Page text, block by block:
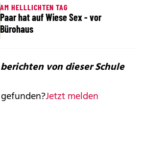
AM HELLLICHTEN TAG
Paar hat auf Wiese Sex - vor
Bürohaus
von dieser Schule
Jetzt melden